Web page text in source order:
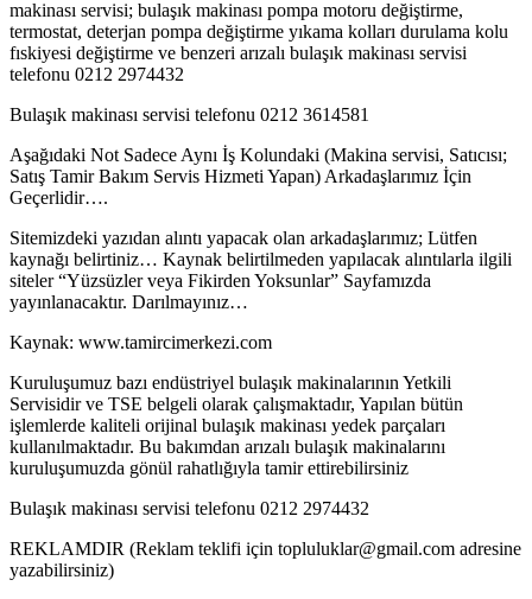
makinası servisi; bulaşık makinası pompa motoru değiştirme,
termostat, deterjan pompa değiştirme yıkama kolları durulama kolu
fıskiyesi değiştirme ve benzeri arızalı bulaşık makinası servisi
telefonu 0212 2974432
Bulaşık makinası servisi telefonu 0212 3614581
Aşağıdaki Not Sadece Aynı İş Kolundaki (Makina servisi, Satıcısı;
Satış Tamir Bakım Servis Hizmeti Yapan) Arkadaşlarımız İçin
Geçerlidir….
Sitemizdeki yazıdan alıntı yapacak olan arkadaşlarımız; Lütfen
kaynağı belirtiniz… Kaynak belirtilmeden yapılacak alıntılarla ilgili
siteler “Yüzsüzler veya Fikirden Yoksunlar” Sayfamızda
yayınlanacaktır. Darılmayınız…
Kaynak: www.tamircimerkezi.com
Kuruluşumuz bazı endüstriyel bulaşık makinalarının Yetkili
Servisidir ve TSE belgeli olarak çalışmaktadır, Yapılan bütün
işlemlerde kaliteli orijinal bulaşık makinası yedek parçaları
kullanılmaktadır. Bu bakımdan arızalı bulaşık makinalarını
kuruluşumuzda gönül rahatlığıyla tamir ettirebilirsiniz
Bulaşık makinası servisi telefonu 0212 2974432
REKLAMDIR (Reklam teklifi için topluluklar@gmail.com adresine
yazabilirsiniz)